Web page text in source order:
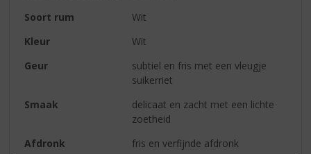
Soort rum
Wit
Kleur
Wit
Geur
subtiel en fris met een vleugje
suikerriet
Smaak
delicaat en zacht met een lichte
zoetheid
Afdronk
fris en verfijnde afdronk